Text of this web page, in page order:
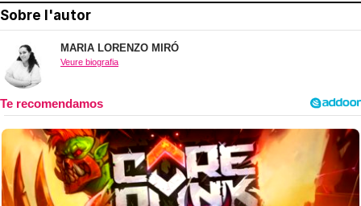
Sobre l'autor
MARIA LORENZO MIRÓ
Veure biografia